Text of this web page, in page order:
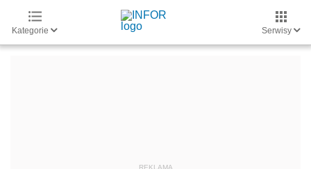
Kategorie Serwisy